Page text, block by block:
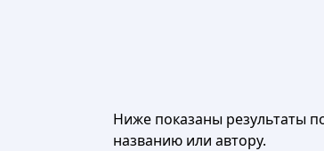
Ниже показаны результаты
названию или автору.